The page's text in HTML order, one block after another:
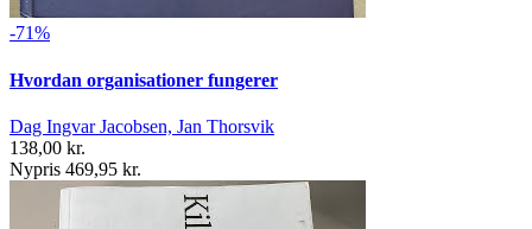
-71%
Hvordan organisationer fungerer
Dag Ingvar Jacobsen, Jan Thorsvik
138,00 kr.
Nypris 469,95 kr.